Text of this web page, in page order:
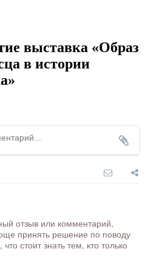
выставка «Образ
в истории
отзыв или комментарий,
принять решение по поводу
стоит знать тем, кто только